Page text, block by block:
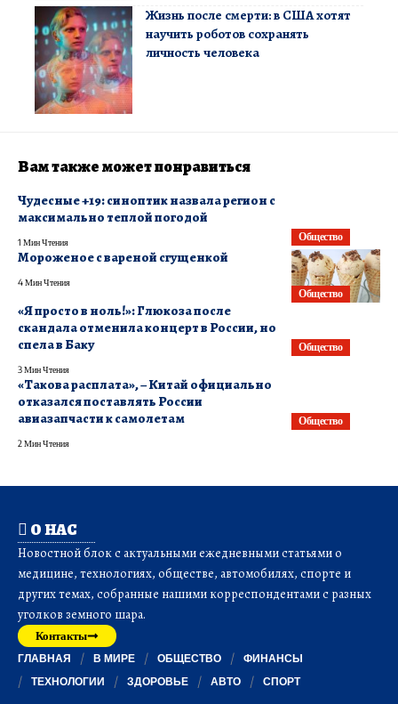
Жизнь после смерти: в США хотят
научить роботов сохранять
личность человека
Вам также может понравиться
Общество
​Чудесные +19: синоптик назвала регион с
максимально теплой погодой
1 Мин Чтения
Общество
Мороженое с вареной сгущенкой
4 Мин Чтения
Общество
«Я просто в ноль!»: Глюкоза после
скандала отменила концерт в России, но
спела в Баку
3 Мин Чтения
Общество
«Такова расплата», – Китай официально
отказался поставлять России
авиазапчасти к самолетам
2 Мин Чтения
О НАС
Новостной блок с актуальными ежедневными статьями о
медицине, технологиях, обществе, автомобилях, спорте и
других темах, собранные нашими корреспондентами с разных
уголков земного шара.
Контакты
ГЛАВНАЯ В МИРЕ ОБЩЕСТВО
ФИНАНСЫ
ТЕХНОЛОГИИ
ЗДОРОВЬЕ АВТО СПОРТ